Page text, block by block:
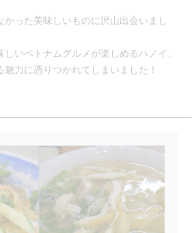
かった美味しいものに沢山出会いまし
いベトナムグルメが楽しめるハノイ、
力に憑りつかれてしまいました！